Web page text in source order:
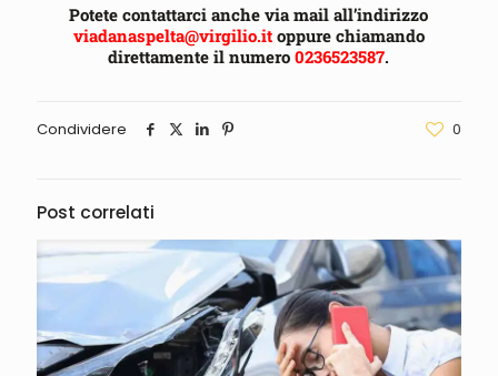
Potete contattarci anche via mail all’indirizzo
viadanaspelta@virgilio.it oppure chiamando
direttamente il numero0236523587.
Condividere 0
Post correlati